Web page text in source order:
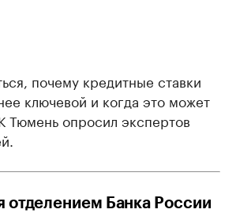
почему кредитные ставки
ключевой и когда это может
Тюмень опросил экспертов
отделением Банка России